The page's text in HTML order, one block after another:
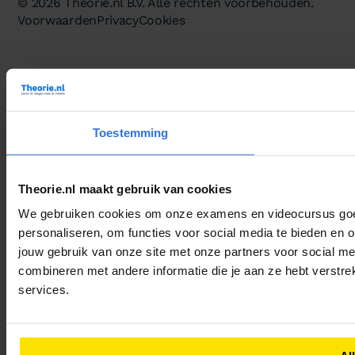
Toestemming
Theorie.nl maakt gebruik van cookies
We gebruiken cookies om onze examens en videocursus
personaliseren, om functies voor social media te bieden en
jouw gebruik van onze site met onze partners voor social
combineren met andere informatie die je aan ze hebt
services.
VoorwaardenPrivacyCookies